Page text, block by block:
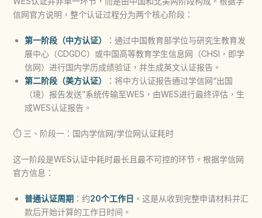
信网官方说明，整个认证过程分为两个核心阶段：
第一阶段（中方认证）
：通过中国教育部学位与研究生教育发
展中心（CDGDC）或中国高等教育学生信息网（CHSI，即学
信网）进行国内学历成绩验证，并生成英文认证报告。
第二阶段（美方认证）
：将中方认证报告通过学信网“出国
（境）报告发送”系统传输至WES，由WES进行最终评估，生
成WES认证报告。
⏱️ 三、阶段一：国内学信网/学位网认证耗时
这一阶段是WES认证中耗时最长且最不可控的环节。根据学信网
官方信息：
普通认证周期：约20个工作日 。这是从收到完整申请材料并汇
款后开始计算的工作日时间。